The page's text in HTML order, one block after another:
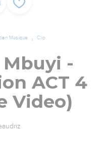
Musique Clip
-
ACT 4
Video)